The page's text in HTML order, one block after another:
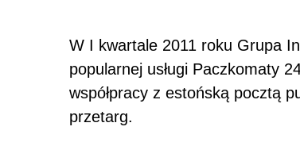
W I kwartale 2011 roku Grupa
popularnej usługi Paczkomaty
współpracy z estońską pocztą
przetarg.